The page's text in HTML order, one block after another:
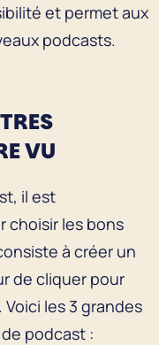
et permet aux
podcasts.
VU
il est
choisir les bons
à créer un
de cliquer pour
les 3 grandes
podcast :